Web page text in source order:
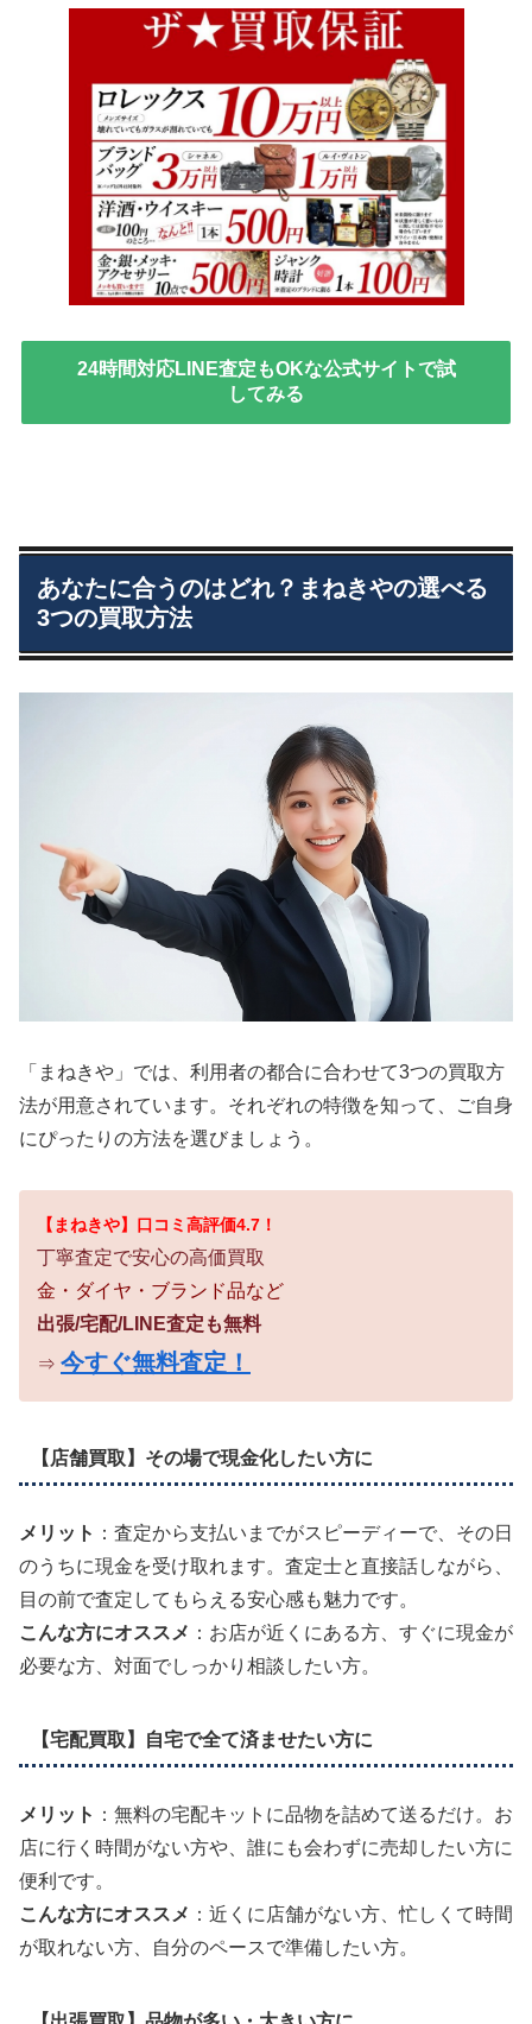
24時間対応LINE査定もOKな公式サイトで試
してみる
あなたに合うのはどれ？まねきやの選べる
3つの買取方法
「まねきや」では、利用者の都合に合わせて3つの買取方
法が用意されています。それぞれの特徴を知って、ご自身
にぴったりの方法を選びましょう。
【まねきや】口コミ高評価4.7！
丁寧査定で安心の高価買取
金・ダイヤ・ブランド品など
出張/宅配/LINE査定も無料
⇒ 今すぐ無料査定！
【店舗買取】その場で現金化したい方に
メリット ：査定から支払いまでがスピーディーで、その日
のうちに現金を受け取れます。査定士と直接話しながら、
目の前で査定してもらえる安心感も魅力です。
こんな方にオススメ ：お店が近くにある方、すぐに現金が
必要な方、対面でしっかり相談したい方。
【宅配買取】自宅で全て済ませたい方に
メリット ：無料の宅配キットに品物を詰めて送るだけ。お
店に行く時間がない方や、誰にも会わずに売却したい方に
便利です。
こんな方にオススメ ：近くに店舗がない方、忙しくて時間
が取れない方、自分のペースで準備したい方。